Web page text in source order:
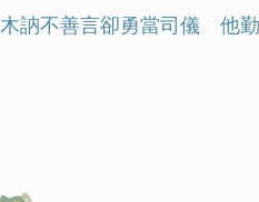
木訥不善言卻勇當司儀 他勤